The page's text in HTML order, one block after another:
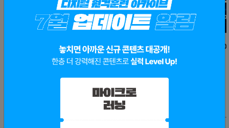
AI 영상 · 콘텐츠로 홍보 캠페인 자동화
Apps Script로 인사
만들기